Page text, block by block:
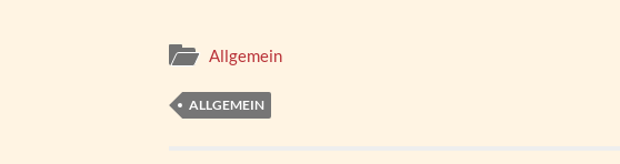
Allgemein
ALLGEMEIN